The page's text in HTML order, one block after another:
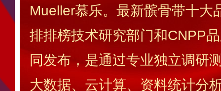
Mueller慕乐。最新髌骨带十大
排排榜技术研究部门和CNPP
同发布，是通过专业独立调研
大数据、云计算、资料统计分